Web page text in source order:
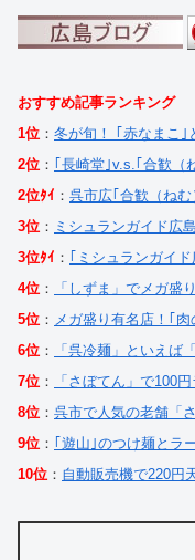
おすすめ記事ランキング
1位 ： 冬が旬！ ｢赤なまこ｣
2位 ： ｢長崎堂｣v.s.｢合歓（
2位ﾀｲ ： 呉市広｢合歓（ね
3位 ： ミシュランガイド広
3位ﾀｲ ： ｢ミシュランガイ
4位 ：
「しずま」でメガ盛
5位 ： メガ盛り有名店！｢
6位 ：
「呉冷麺」といえば
7位 ：
「さぼてん」で100
8位 ： 呉市で人気の老舗「
9位 ： ｢遊山｣のつけ麺とラ
10位 ： 自動販売機で220円